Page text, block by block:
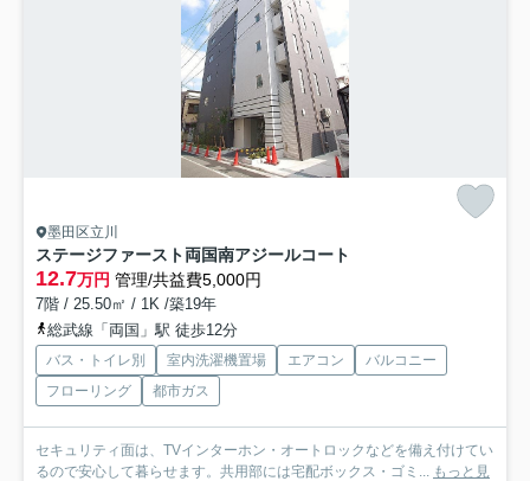
墨田区立川
ステージファースト両国南アジールコート
12.7万円 管理/共益費5,000円
7階 / 25.50㎡ / 1K /築19年
総武線「両国」駅 徒歩12分
バス・トイレ別 室内洗濯機置場 エアコン
バルコニー
フローリング
都市ガス
セキュリティ面は、TVインターホン・オートロックなどを備え付けてい
るので安心して暮らせます。共用部には宅配ボックス・ゴミ...
もっと見